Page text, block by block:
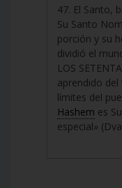
47. El Santo,
Su Santo
porción y su
dividió el
LOS
aprendido del
límites del
Hashem es
especial»